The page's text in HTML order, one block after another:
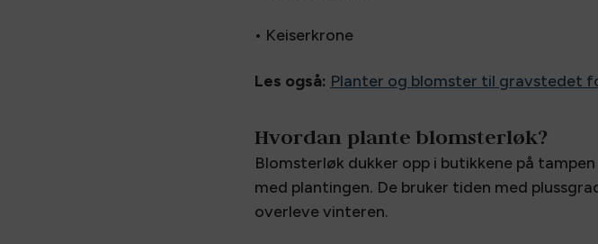
• Keiserkrone
Les også: Planter og blomster til gravstedet
Hvordan plante blomsterløk?
Blomsterløk dukker opp i butikkene på
med plantingen. De bruker tiden med
overleve vinteren.